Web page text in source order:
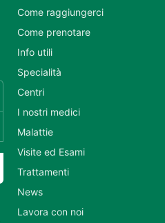
Come raggiungerci
Come prenotare
Info utili
Specialità
Centri
I nostri medici
Malattie
Visite ed Esami
Trattamenti
News
Lavora con noi